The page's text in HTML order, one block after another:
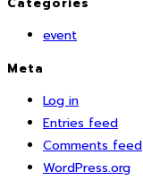
event
Meta
Log in
Entries feed
Comments feed
WordPress.org